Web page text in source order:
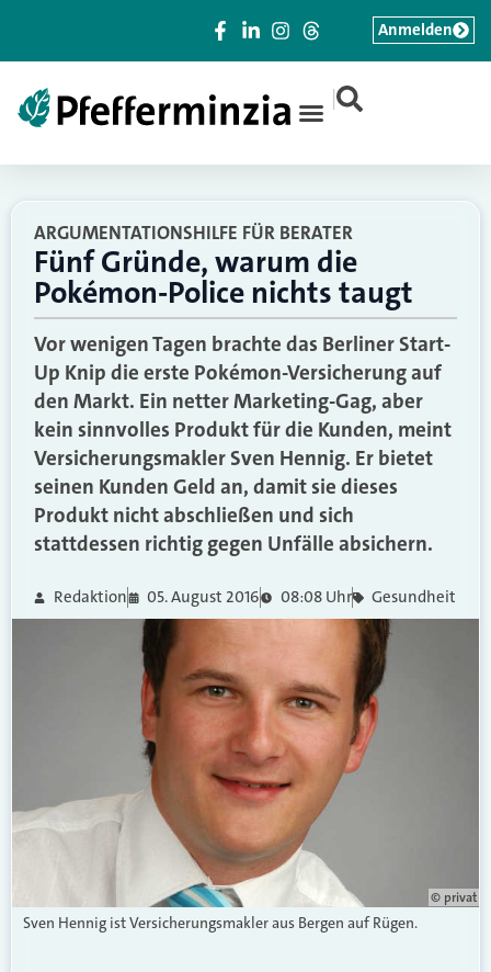
|
Anmelden
ARGUMENTATIONSHILFE FÜR BERATER
Fünf Gründe, warum die
Pokémon-Police nichts taugt
Vor wenigen Tagen brachte das Berliner Start-
Up Knip die erste Pokémon-Versicherung auf
den Markt. Ein netter Marketing-Gag, aber
kein sinnvolles Produkt für die Kunden, meint
Versicherungsmakler Sven Hennig. Er bietet
seinen Kunden Geld an, damit sie dieses
Produkt nicht abschließen und sich
stattdessen richtig gegen Unfälle absichern.
Redaktion 05. August 2016 08:08 Uhr Gesundheit
© privat
Sven Hennig ist Versicherungsmakler aus Bergen auf Rügen.